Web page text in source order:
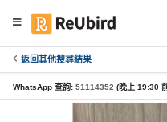
返回其他搜尋結果
WhatsApp 查詢: 51114352 (晚上 19:30
繁
中
EN